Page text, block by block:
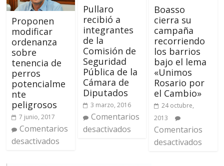
Proponen
modificar
ordenanza
sobre
tenencia de
perros
potencialme
nte
peligrosos
7 junio, 2017
Comentarios
desactivados
Pullaro
recibió a
integrantes
de la
Comisión de
Seguridad
Pública de la
Cámara de
Diputados
3 marzo, 2016
Comentarios
desactivados
Boasso
cierra su
campaña
recorriendo
los barrios
bajo el lema
«Unimos
Rosario por
el Cambio»
24 octubre,
2013
Comentarios
desactivados